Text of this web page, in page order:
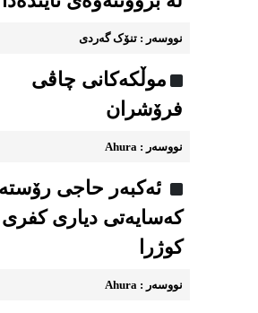
نووسه‌ر : تنۆک گەردی
موڵکەکانی چاڤی
فرۆشران
نووسه‌ر : Ahura
ئەکبەر حاجی
کەسایەتی دیاری کفری
کوژرا
نووسه‌ر : Ahura